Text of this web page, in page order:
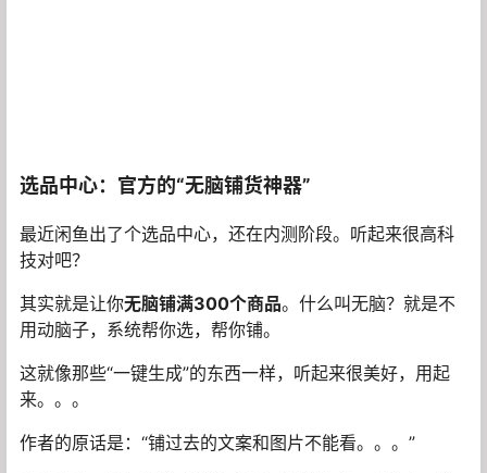
选品中心：官方的“无脑铺货神器”
最近闲鱼出了个选品中心，还在内测阶段。听起来很高科
技对吧？
其实就是让你无脑铺满300个商品。什么叫无脑？就是不
用动脑子，系统帮你选，帮你铺。
这就像那些“一键生成”的东西一样，听起来很美好，用起
来。。。
作者的原话是：“铺过去的文案和图片不能看。。。”